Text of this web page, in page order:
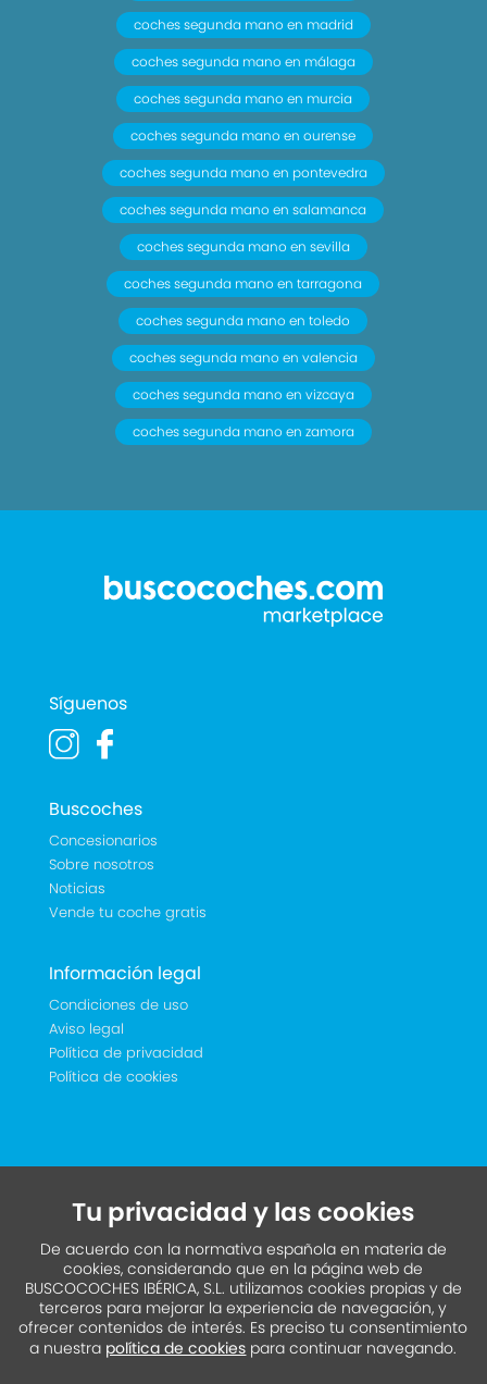
coches segunda mano en madrid
coches segunda mano en málaga
coches segunda mano en murcia
coches segunda mano en ourense
coches segunda mano en pontevedra
coches segunda mano en salamanca
coches segunda mano en sevilla
coches segunda mano en tarragona
coches segunda mano en toledo
coches segunda mano en valencia
coches segunda mano en vizcaya
coches segunda mano en zamora
Síguenos
Buscoches
Concesionarios
Sobre nosotros
Noticias
Vende tu coche gratis
Información legal
Condiciones de uso
Aviso legal
Política de privacidad
Política de cookies
Tu privacidad y las cookies
De acuerdo con la normativa española en materia de
cookies, considerando que en la página web de
BUSCOCOCHES IBÉRICA, S.L. utilizamos cookies propias y de
terceros para mejorar la experiencia de navegación, y
ofrecer contenidos de interés. Es preciso tu consentimiento
a nuestra política de cookies para continuar navegando.